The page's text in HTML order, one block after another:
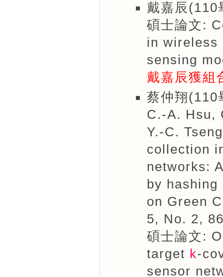
戴嘉辰(110
碩士論文:
in wireless
sensing
戴嘉辰獲組
蔡仲翔(110
C.-A. Hsu,
Y.-C.
collection
networks:
by
on Green
5, No. 2,
碩士論文:
target k-
sensor